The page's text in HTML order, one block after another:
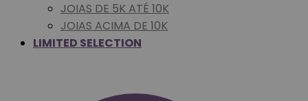
JOIAS DE 5K ATÉ 10K
JOIAS ACIMA DE 10K
LIMITED SELECTION